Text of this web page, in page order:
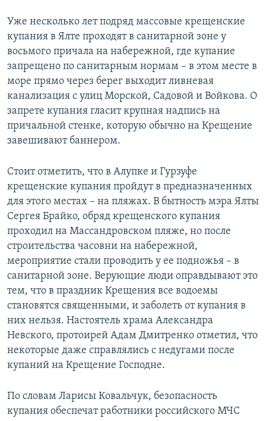
Уже несколько лет подряд массовые крещенские
купания в Ялте проходят в санитарной зоне у
восьмого причала на набережной, где купание
запрещено по санитарным нормам – в этом месте в
море прямо через берег выходит ливневая
канализация с улиц Морской, Садовой и Войкова. О
запрете купания гласит крупная надпись на
причальной стенке, которую обычно на Крещение
завешивают баннером.
Стоит отметить, что в Алупке и Гурзуфе
крещенские купания пройдут в предназначенных
для этого местах – на пляжах. В бытность мэра Ялты
Сергея Брайко, обряд крещенского купания
проходил на Массандровском пляже, но после
строительства часовни на набережной,
мероприятие стали проводить у ее подножья – в
санитарной зоне. Верующие люди оправдывают это
тем, что в праздник Крещения все водоемы
становятся священными, и заболеть от купания в
них нельзя. Настоятель храма Александра
Невского, протоирей Адам Дмитренко отметил, что
некоторые даже справлялись с недугами после
купаний на Крещение Господне.
По словам Ларисы Ковальчук, безопасность
купания обеспечат работники российского МЧС